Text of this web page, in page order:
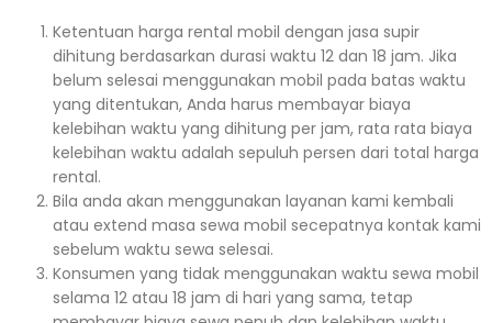
Ketentuan harga rental mobil dengan jasa supir
dihitung berdasarkan durasi waktu 12 dan 18 jam. Jika
belum selesai menggunakan mobil pada batas waktu
yang ditentukan, Anda harus membayar biaya
kelebihan waktu yang dihitung per jam, rata rata biaya
kelebihan waktu adalah sepuluh persen dari total harga
rental.
Bila anda akan menggunakan layanan kami kembali
atau extend masa sewa mobil secepatnya kontak kami
sebelum waktu sewa selesai.
Konsumen yang tidak menggunakan waktu sewa mobil
selama 12 atau 18 jam di hari yang sama, tetap